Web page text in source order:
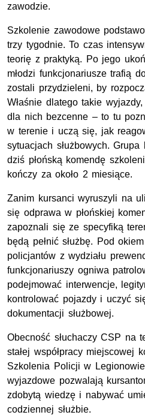
zawodzie.
Szkolenie zawodowe
trzy tygodnie. To czas
teorię z praktyką. Po jego
młodzi funkcjonariusze trafią
zostali przydzieleni, by
Właśnie dlatego takie
dla nich bezcenne – to tu
w terenie i uczą się, jak
sytuacjach służbowych.
dziś płońską komendę
kończy za około 2 miesiące.
Zanim kursanci wyruszyli na
się odprawa w płońskiej
zapoznali się ze specyfiką
będą pełnić służbę. Pod
policjantów z wydziału
funkcjonariuszy ogniwa
podejmować interwencje,
kontrolować pojazdy i uczyć
dokumentacji służbowej.
Obecność słuchaczyCSP na
stałej współpracy miejscowej
Szkolenia Policji w
wyjazdowe pozwalają
zdobytą wiedzę i nabywać
codziennej służbie.